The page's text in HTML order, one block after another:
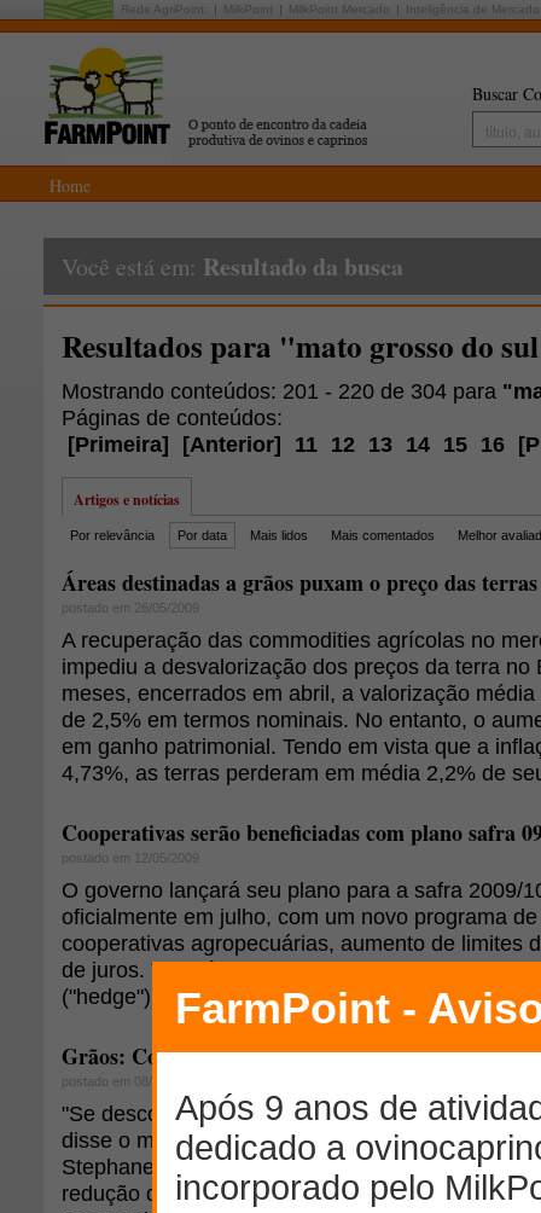
Rede AgriPoint: MilkPoint MilkPoint Mercado Inteligência de Mercado
Buscar
Home
Você está em: Resultado da busca
Resultados para "mato grosso do
Mostrando conteúdos: 201 - 220 de 304 para
Páginas de conteúdos:
[Primeira] [Anterior] 11 12 13 14 15 16 [
Artigos e notícias
Por relevância Por data Mais lidos Mais comentados Melhor
Áreas destinadas a grãos puxam o preço das terras
postado em 26/05/2009
A recuperação das commodities agrícolas no
impediu a desvalorização dos preços da terra no
meses, encerrados em abril, a valorização
de 2,5% em termos nominais. No entanto, o
em ganho patrimonial. Tendo em vista que a
4,73%, as terras perderam em média 2,2% de
Cooperativas serão beneficiadas com plano safra
postado em 12/05/2009
O governo lançará seu plano para a safra 2009/
oficialmente em julho, com um novo programa
cooperativas agropecuárias, aumento de limites
de juros. Também deve ser criado um sistema
("hedge") subsidiado pelo Tesouro Nacional.
Grãos: Conab prevê queda na safra em função da
postado em 08/05/2009
"Se descontarmos os efeitos da seca
disse o ministro da Agricultura, Pecuária e
Stephanes, referindo-se à estiagem da região
redução da estimativa de produção de grãos. O